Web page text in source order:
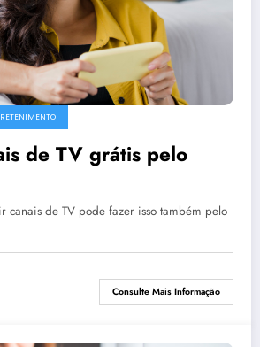
de TV grátis pelo
canais de TV pode fazer isso também pelo
Consulte Mais Informação